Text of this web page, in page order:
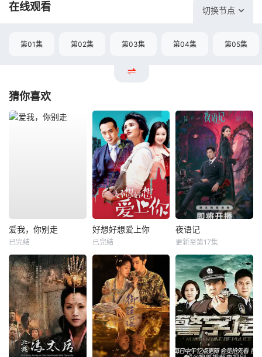
在线观看 切换节点
第01集 第02集 第03集 第04集 第05集
猜你喜欢
爱我，你别走
已完结
好想好想爱上你
已完结
夜语记
更新至第17集